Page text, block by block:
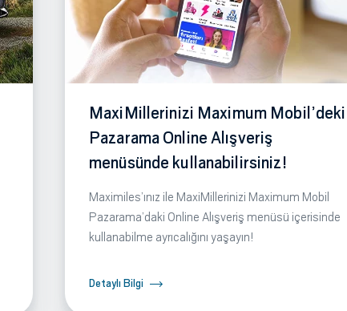
MaxiMillerinizi Maximum Mobil’deki
Pazarama Online Alışveriş
menüsünde kullanabilirsiniz!
Maximiles’ınız ile MaxiMillerinizi Maximum Mobil
Pazarama’daki Online Alışveriş menüsü içerisinde
kullanabilme ayrıcalığını yaşayın!
Detaylı Bilgi